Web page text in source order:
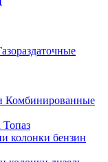
Комбинированные
колонки бензин